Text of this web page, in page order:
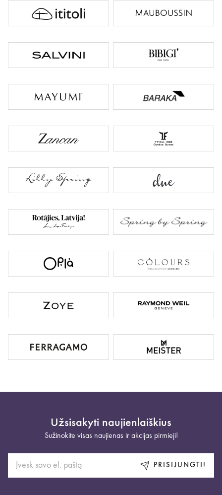
Užsisakyti naujienlaiškius
Sužinokite visas naujienas ir akcijas pirmieji!
PRISIJUNGTI!